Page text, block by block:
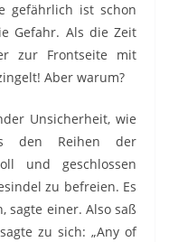
gefährlich ist schon
Gefahr. Als die Zeit
zur Frontseite mit
Aber warum?
Unsicherheit, wie
den Reihen der
und geschlossen
zu befreien. Es
sagte einer. Also saß
zu sich: „Any of